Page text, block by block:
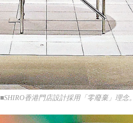
■SHIRO香港門店設計採用「零廢棄」理念。